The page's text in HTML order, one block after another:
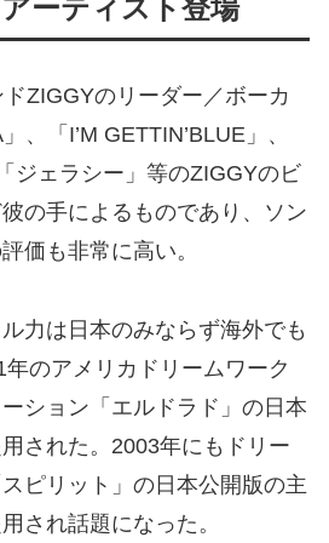
ーティスト登場
ZIGGYのリーダー／ボーカ
、「I’M GETTIN’BLUE」、
ジェラシー」等のZIGGYのビ
の手によるものであり、ソン
価も非常に高い。
力は日本のみならず海外でも
のアメリカドリームワーク
ション「エルドラド」の日本
された。2003年にもドリー
ピリット」の日本公開版の主
され話題になった。